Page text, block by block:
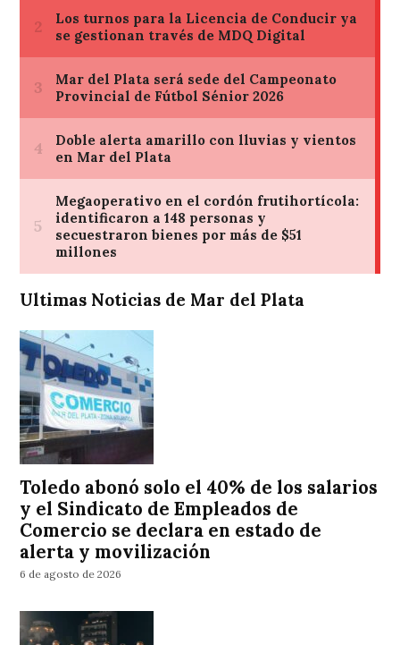
Ultimas Noticias de Mar del Plata
Toledo abonó solo el 40% de los salarios
y el Sindicato de Empleados de
Comercio se declara en estado de
alerta y movilización
6 de agosto de 2026